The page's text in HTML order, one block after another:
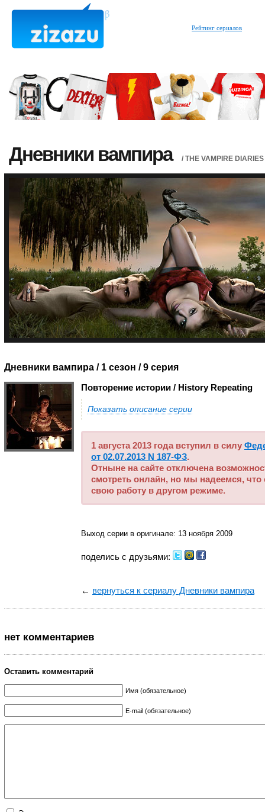
Рейтинг сериалов
Дневники вампира / THE VAMPIRE DIARIES
Дневники вампира / 1 сезон / 9 серия
Повторение истории / History Repeating
Показать описание серии
1 августа 2013 года вступил в силу
от 02.07.2013 N 187-ФЗ.
Отныне на сайте отключена
смотреть онлайн, но мы надеемся, что
свою работу в другом режиме.
Выход серии в оригинале: 13 ноября 2009
поделись с друзьями:
← вернуться к сериалу Дневники вампира
нет комментариев
Оставить комментарий
Имя (обязательное)
E-mail (обязательное)